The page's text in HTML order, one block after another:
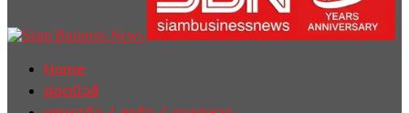
Home
ฮอตนิวส์